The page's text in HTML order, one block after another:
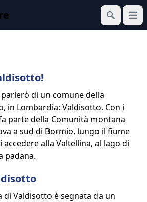
Cerca
Apri
di un comune della
in Lombardia: Valdisotto. Con i
parte della Comunità montana
a sud di Bormio, lungo il fiume
alla Valtellina, al lago di
padana.
Valdisotto è segnata da un